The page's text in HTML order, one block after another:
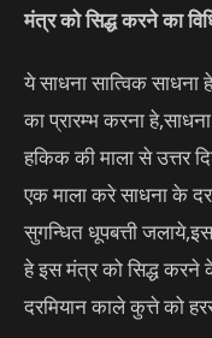
मंत्र को सिद्ध करने का
ये साधना सात्विक साधना
का प्रारम्भ करना
हकिक की माला से उत्तर
एक माला करे साधना के
सुगन्धित धूपबत्ती
हे इस मंत्र को सिद्ध
दरमियान काले कुत्ते को